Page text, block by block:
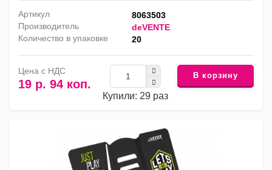
Артикул
8063503
Производитель
deVENTE
Количество в упаковке
20
Цена с НДС
19 р. 94 коп.
Купили: 29 раз
В корзину